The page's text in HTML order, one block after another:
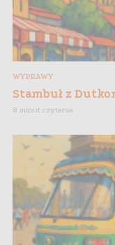
WYPRAWY
Stambuł z
8 minut czytania